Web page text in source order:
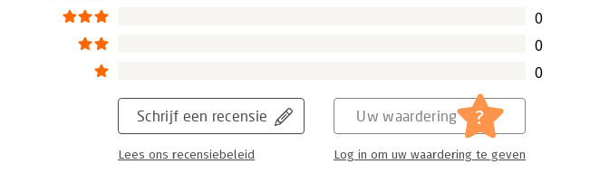
0
0
0
Schrijf een recensie
Lees ons recensiebeleid
Uw waardering ?
Log in om uw waardering te geven